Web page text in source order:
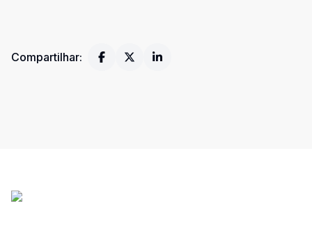
Compartilhar: